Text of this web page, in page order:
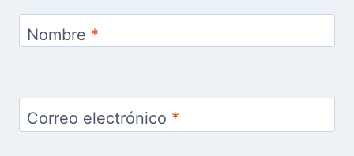
Nombre *
Correo electrónico *